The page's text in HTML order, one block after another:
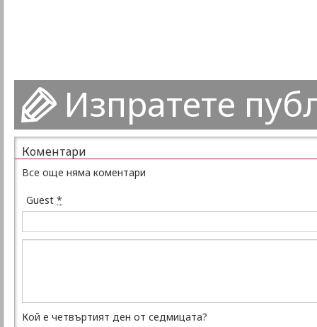
Изпратете
Коментари
Все още няма коментари
Guest *
Кой е четвъртият ден от седмицата?